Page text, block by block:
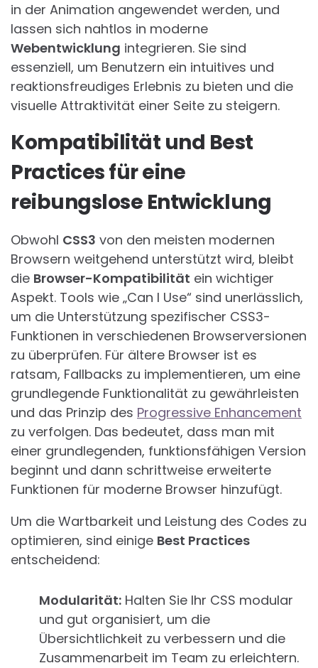
in der Animation angewendet werden, und
lassen sich nahtlos in moderne
Webentwicklung integrieren. Sie sind
essenziell, um Benutzern ein intuitives und
reaktionsfreudiges Erlebnis zu bieten und die
visuelle Attraktivität einer Seite zu steigern.
Kompatibilität und Best
Practices für eine
reibungslose Entwicklung
Obwohl CSS3 von den meisten modernen
Browsern weitgehend unterstützt wird, bleibt
die Browser-Kompatibilität ein wichtiger
Aspekt. Tools wie „Can I Use“ sind unerlässlich,
um die Unterstützung spezifischer CSS3-
Funktionen in verschiedenen Browserversionen
zu überprüfen. Für ältere Browser ist es
ratsam, Fallbacks zu implementieren, um eine
grundlegende Funktionalität zu gewährleisten
und das Prinzip des Progressive Enhancement
zu verfolgen. Das bedeutet, dass man mit
einer grundlegenden, funktionsfähigen Version
beginnt und dann schrittweise erweiterte
Funktionen für moderne Browser hinzufügt.
Um die Wartbarkeit und Leistung des Codes zu
optimieren, sind einige Best Practices
entscheidend:
Modularität: Halten Sie Ihr CSS modular
und gut organisiert, um die
Übersichtlichkeit zu verbessern und die
Zusammenarbeit im Team zu erleichtern.